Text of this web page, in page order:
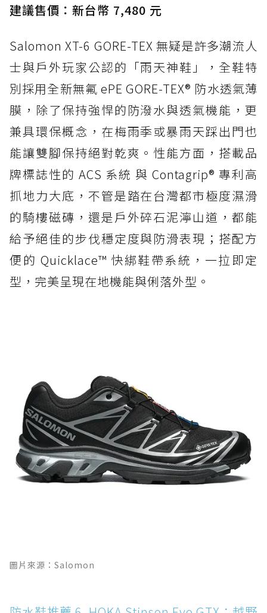
建議售價：新台幣 7,480 元
Salomon XT-6 GORE-TEX 無疑是許多潮流人
士與戶外玩家公認的「雨天神鞋」，全鞋特
別採用全新無氟 ePE GORE-TEX® 防水透氣薄
膜，除了保持強悍的防潑水與透氣機能，更
兼具環保概念，在梅雨季或暴雨天踩出門也
能讓雙腳保持絕對乾爽。性能方面，搭載品
牌標誌性的 ACS 系統 與 Contagrip® 專利高
抓地力大底，不管是踏在台灣都市極度濕滑
的騎樓磁磚，還是戶外碎石泥濘山道，都能
給予絕佳的步伐穩定度與防滑表現；搭配方
便的 Quicklace™ 快綁鞋帶系統，一拉即定
型，完美呈現在地機能與俐落外型。
圖片來源：Salomon